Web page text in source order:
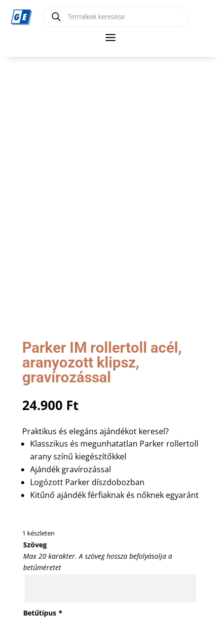
search
Parker IM rollertoll acél,
aranyozott klipsz,
gravírozással
24.900 Ft
Praktikus és elegáns ajándékot keresel?
Klasszikus és megunhatatlan Parker rollertoll
arany színű kiegészítőkkel
Ajándék gravírozással
Logózott Parker díszdobozban
Kitűnő ajándék férfiaknak és nőknek egyaránt
1 készleten
Szöveg
Max 20 karakter. A szöveg hossza befolyásolja a
betűméretet
Betűtípus *